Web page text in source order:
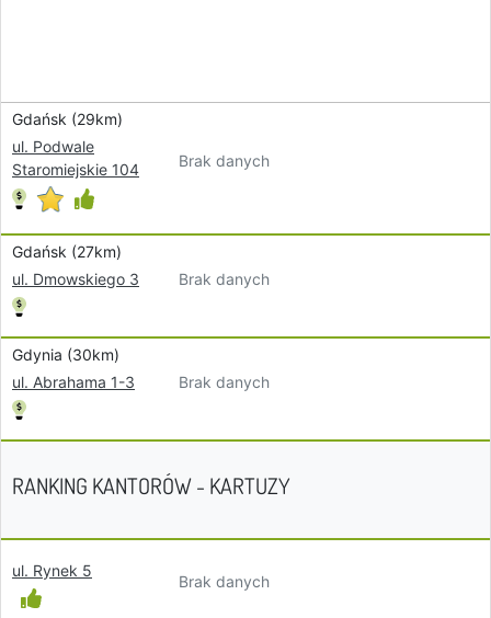
Gdańsk (29km)
ul. Podwale
Staromiejskie 104
Brak danych
Gdańsk (27km)
ul. Dmowskiego 3
Brak danych
Gdynia (30km)
ul. Abrahama 1-3
Brak danych
RANKING KANTORÓW - KARTUZY
ul. Rynek 5
Brak danych